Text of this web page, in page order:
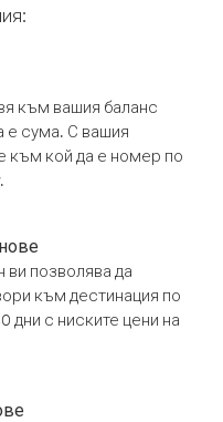
към вашия баланс
е сума. С вашия
към кой да е номер по
ви позволява да
към дестинация по
дни с ниските цени на